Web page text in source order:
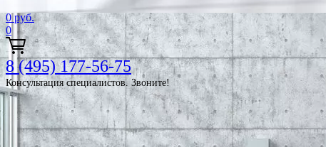
0 руб.
0
8 (495) 177-56-75
Консультация специалистов. Звоните!